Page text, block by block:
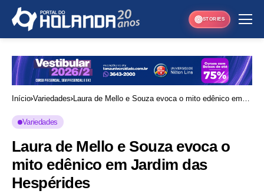
STORIES
Início Variedades Laura de Mello e Souza evoca o mito edênico em
Variedades
Laura de Mello e Souza evoca o
mito edênico em Jardim das
Hespérides